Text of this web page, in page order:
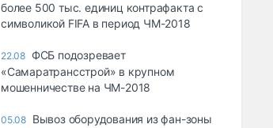
более 500 тыс. единиц контрафакта с
символикой FIFA в период ЧМ-2018
22.08 ФСБ подозревает
«Самаратрансстрой» в крупном
мошенничестве на ЧМ-2018
05.08 Вывоз оборудования из фан-зоны